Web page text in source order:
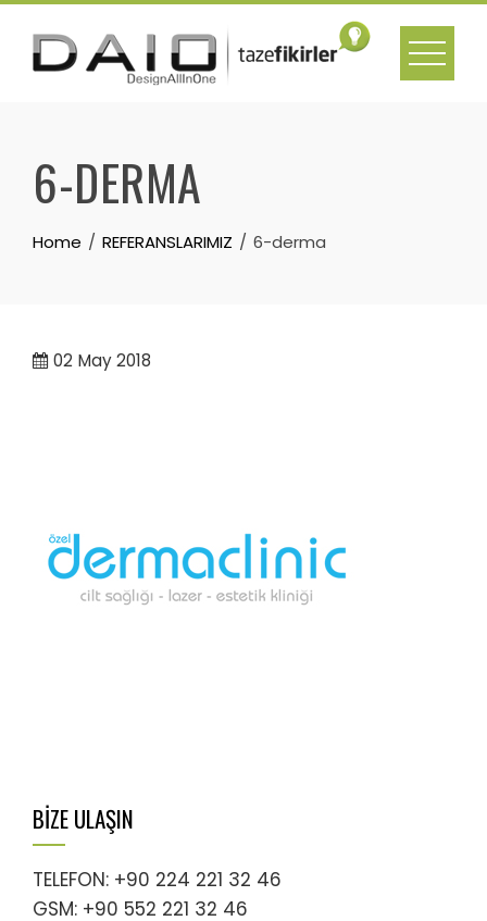
Skip
content
6-DERMA
Home REFERANSLARIMIZ 6-derma
02 May 2018
BİZE ULAŞIN
TELEFON: +90 224 221 32 46
GSM: +90 552 221 32 46